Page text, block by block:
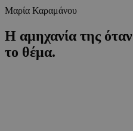
Μαρία Καραμάνου
Η αμηχανία της
το θέμα.